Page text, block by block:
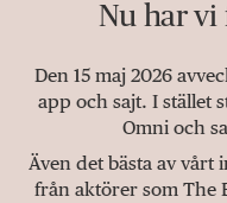
Nu har vi
Den 15 maj 2026
app och sajt. I stället
Omni och
Även det bästa av vårt
från aktörer som The